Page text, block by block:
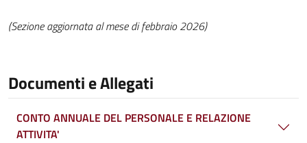
(Sezione aggiornata al mese di febbraio 2026)
Documenti e Allegati
CONTO ANNUALE DEL PERSONALE E RELAZIONE
ATTIVITA'